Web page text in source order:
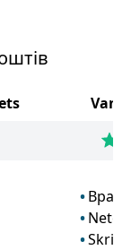
Bpay
Skrill